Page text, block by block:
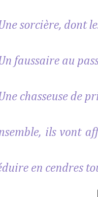
sorcière, dont
faussaire au
chasseuse de
ils vont
en cendres